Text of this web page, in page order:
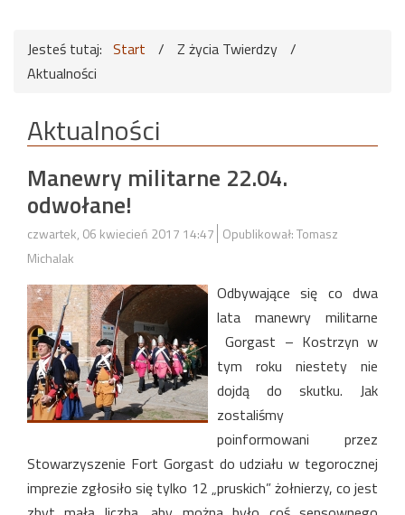
Jesteś tutaj: Start / Z życia Twierdzy /
Aktualności
Aktualności
Manewry militarne 22.04.
odwołane!
czwartek, 06 kwiecień 2017 14:47 Opublikował: Tomasz
Michalak
Odbywające się co dwa
lata manewry militarne
Gorgast – Kostrzyn w
tym roku niestety nie
dojdą do skutku. Jak
zostaliśmy
poinformowani przez
Stowarzyszenie Fort Gorgast do udziału w tegorocznej
imprezie zgłosiło się tylko 12 „pruskich” żołnierzy, co jest